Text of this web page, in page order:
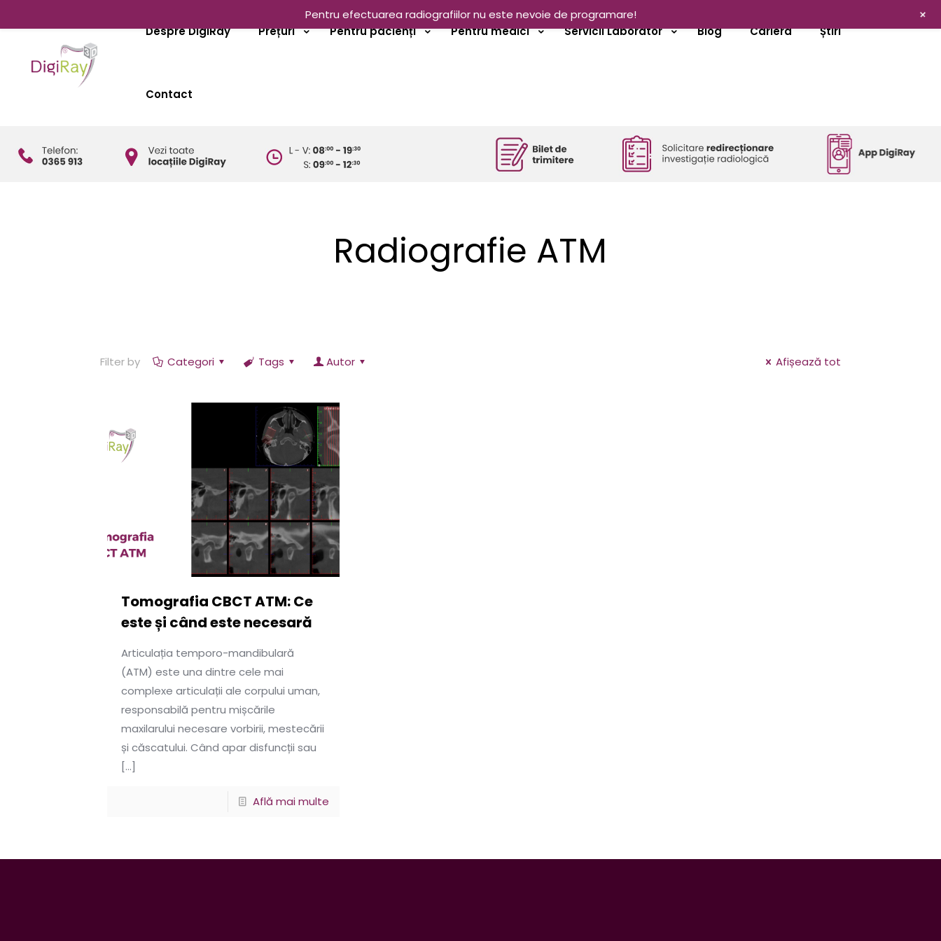
Despre DigiRay Prețuri Pentru pacienți Pentru medici Servicii Laborator Blog Cariera Știri
Contact
Radiografie ATM
Filter by Categori Tags Autor Afișează tot
Tomografia CBCT ATM: Ce
este și când este necesară
Articulația temporo-mandibulară
(ATM) este una dintre cele mai
complexe articulații ale corpului uman,
responsabilă pentru mișcările
maxilarului necesare vorbirii, mestecării
și căscatului. Când apar disfuncții sau
[…]
Află mai multe
Pentru efectuarea radiografiilor nu este nevoie de programare! +